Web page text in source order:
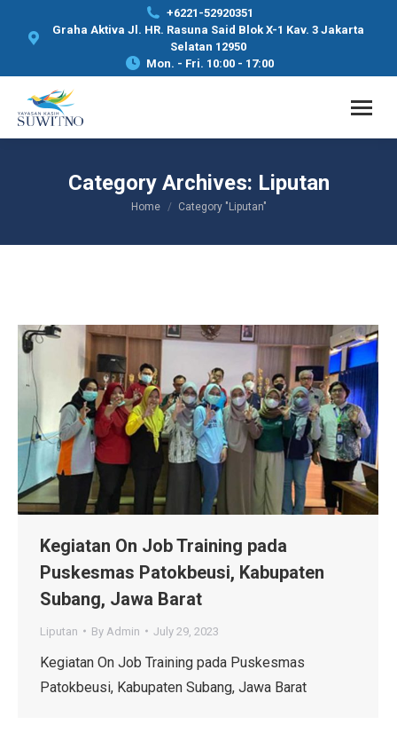
+6221-52920351
Graha Aktiva Jl. HR. Rasuna Said Blok X-1 Kav. 3 Jakarta
Selatan 12950
Mon. - Fri. 10:00 - 17:00
Category Archives: Liputan
You are here:
Home Category "Liputan"
Kegiatan On Job Training pada
Puskesmas Patokbeusi, Kabupaten
Subang, Jawa Barat
Liputan By Admin July 29, 2023
Kegiatan On Job Training pada Puskesmas
Patokbeusi, Kabupaten Subang, Jawa Barat